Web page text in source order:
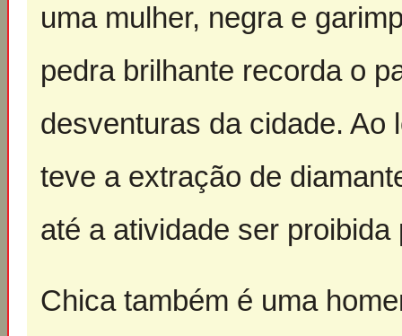
uma mulher, negra e
pedra brilhante recorda o
desventuras da cidade. Ao
teve a extração de
até a atividade ser
Chica também é uma